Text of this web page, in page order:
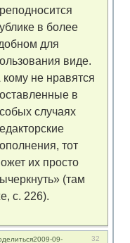
в более
для
виде.
кому не нравятся
в
случаях
тот
их просто
(там
с. 226).
32
2009-09-